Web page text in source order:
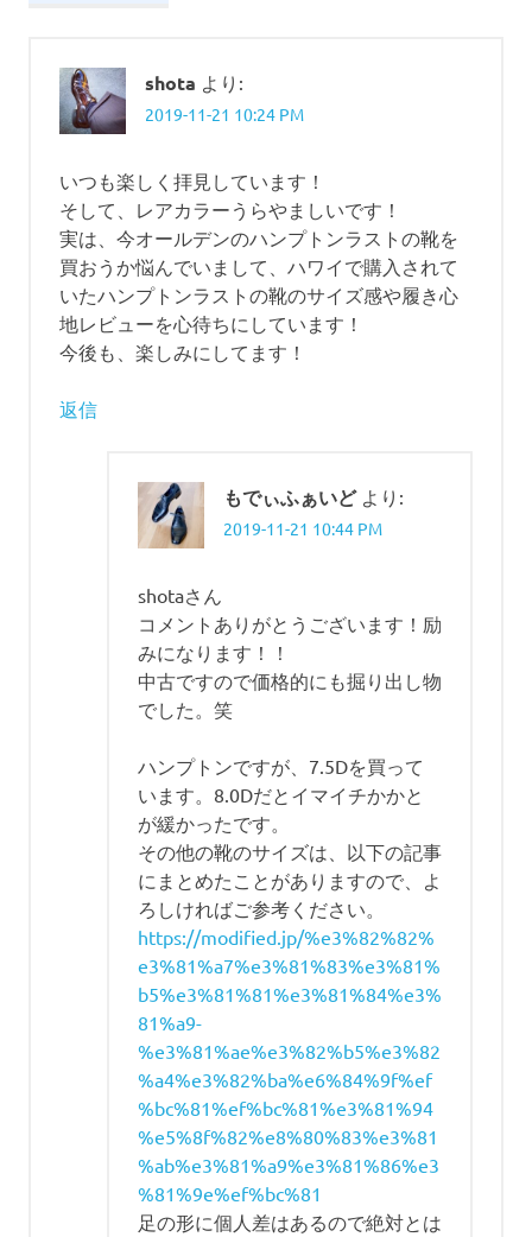
シ
ョ
ン
shota より:
2019-11-21 10:24 PM
いつも楽しく拝見しています！
そして、レアカラーうらやましいです！
実は、今オールデンのハンプトンラストの靴を
買おうか悩んでいまして、ハワイで購入されて
いたハンプトンラストの靴のサイズ感や履き心
地レビューを心待ちにしています！
今後も、楽しみにしてます！
返信
もでぃふぁいど より:
2019-11-21 10:44 PM
shotaさん
コメントありがとうございます！励
みになります！！
中古ですので価格的にも掘り出し物
でした。笑
ハンプトンですが、7.5Dを買って
います。8.0Dだとイマイチかかと
が緩かったです。
その他の靴のサイズは、以下の記事
にまとめたことがありますので、よ
ろしければご参考ください。
https://modified.jp/%e3%82%82%
e3%81%a7%e3%81%83%e3%81%
b5%e3%81%81%e3%81%84%e3%
81%a9-
%e3%81%ae%e3%82%b5%e3%82
%a4%e3%82%ba%e6%84%9f%ef
%bc%81%ef%bc%81%e3%81%94
%e5%8f%82%e8%80%83%e3%81
%ab%e3%81%a9%e3%81%86%e3
%81%9e%ef%bc%81
足の形に個人差はあるので絶対とは